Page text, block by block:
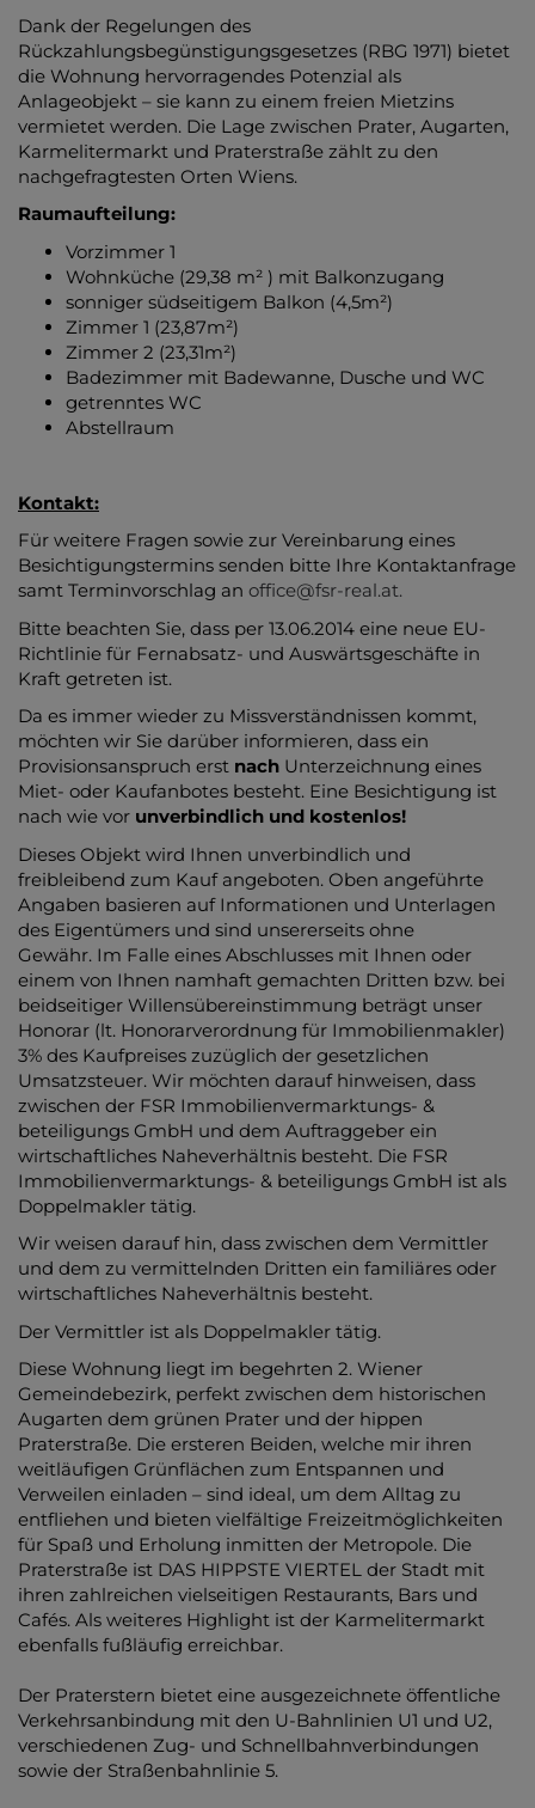
Dank der Regelungen des
Rückzahlungsbegünstigungsgesetzes (RBG 1971) bietet
die Wohnung hervorragendes Potenzial als
Anlageobjekt – sie kann zu einem freien Mietzins
vermietet werden. Die Lage zwischen Prater, Augarten,
Karmelitermarkt und Praterstraße zählt zu den
nachgefragtesten Orten Wiens.
Raumaufteilung:
Vorzimmer 1
Wohnküche (29,38 m² ) mit Balkonzugang
sonniger südseitigem Balkon (4,5m²)
Zimmer 1 (23,87m²)
Zimmer 2 (23,31m²)
Badezimmer mit Badewanne, Dusche und WC
getrenntes WC
Abstellraum
Kontakt:
Für weitere Fragen sowie zur Vereinbarung eines
Besichtigungstermins senden bitte Ihre Kontaktanfrage
samt Terminvorschlag an office@fsr-real.at.
Bitte beachten Sie, dass per 13.06.2014 eine neue EU-
Richtlinie für Fernabsatz- und Auswärtsgeschäfte in
Kraft getreten ist.
Da es immer wieder zu Missverständnissen kommt,
möchten wir Sie darüber informieren, dass ein
Provisionsanspruch erst nach Unterzeichnung eines
Miet- oder Kaufanbotes besteht. Eine Besichtigung ist
nach wie vor unverbindlich und kostenlos!
Dieses Objekt wird Ihnen unverbindlich und
freibleibend zum Kauf angeboten. Oben angeführte
Angaben basieren auf Informationen und Unterlagen
des Eigentümers und sind unsererseits ohne
Gewähr. Im Falle eines Abschlusses mit Ihnen oder
einem von Ihnen namhaft gemachten Dritten bzw. bei
beidseitiger Willensübereinstimmung beträgt unser
Honorar (lt. Honorarverordnung für Immobilienmakler)
3% des Kaufpreises zuzüglich der gesetzlichen
Umsatzsteuer. Wir möchten darauf hinweisen, dass
zwischen der FSR Immobilienvermarktungs- &
beteiligungs GmbH und dem Auftraggeber ein
wirtschaftliches Naheverhältnis besteht. Die FSR
Immobilienvermarktungs- & beteiligungs GmbH ist als
Doppelmakler tätig.
Wir weisen darauf hin, dass zwischen dem Vermittler
und dem zu vermittelnden Dritten ein familiäres oder
wirtschaftliches Naheverhältnis besteht.
Der Vermittler ist als Doppelmakler tätig.
Diese Wohnung liegt im begehrten 2. Wiener
Gemeindebezirk, perfekt zwischen dem historischen
Augarten dem grünen Prater und der hippen
Praterstraße. Die ersteren Beiden, welche mir ihren
weitläufigen Grünflächen zum Entspannen und
Verweilen einladen – sind ideal, um dem Alltag zu
entfliehen und bieten vielfältige Freizeitmöglichkeiten
für Spaß und Erholung inmitten der Metropole. Die
Praterstraße ist DAS HIPPSTE VIERTEL der Stadt mit
ihren zahlreichen vielseitigen Restaurants, Bars und
Cafés. Als weiteres Highlight ist der Karmelitermarkt
ebenfalls fußläufig erreichbar.
Der Praterstern bietet eine ausgezeichnete öffentliche
Verkehrsanbindung mit den U-Bahnlinien U1 und U2,
verschiedenen Zug- und Schnellbahnverbindungen
sowie der Straßenbahnlinie 5.